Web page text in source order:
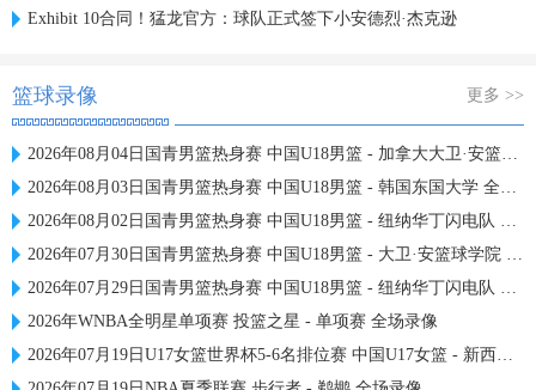
Exhibit 10合同！猛龙官方：球队正式签下小安德烈·杰克逊
篮球录像 更多 >>
2026年08月04日国青男篮热身赛 中国U18男篮 - 加拿大大卫·安篮球学院 全场录像
2026年08月03日国青男篮热身赛 中国U18男篮 - 韩国东国大学 全场录像
2026年08月02日国青男篮热身赛 中国U18男篮 - 纽纳华丁闪电队 全场录像
2026年07月30日国青男篮热身赛 中国U18男篮 - 大卫·安篮球学院 全场录像
2026年07月29日国青男篮热身赛 中国U18男篮 - 纽纳华丁闪电队 全场录像
2026年WNBA全明星单项赛 投篮之星 - 单项赛 全场录像
2026年07月19日U17女篮世界杯5-6名排位赛 中国U17女篮 - 新西兰U17女篮 全场录像